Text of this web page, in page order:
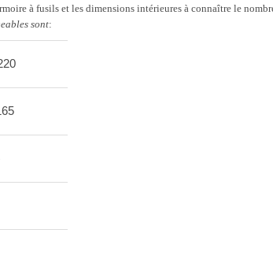
à fusils et les dimensions intérieures à connaître le
sont: